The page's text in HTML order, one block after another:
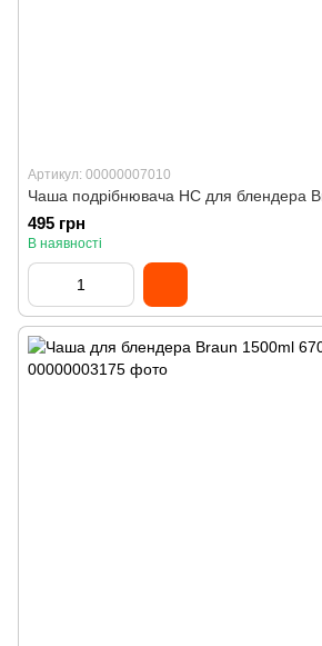
Артикул: 00000007010
Чаша подрібнювача HC для блендера
495 грн
В наявності